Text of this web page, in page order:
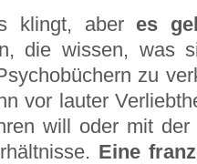
klingt, aberes
die wissen, was
zu
vor lauter
will oder mit der
Eine